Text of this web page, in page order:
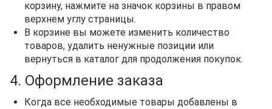
корзину, нажмите на значок корзины в правом
верхнем углу страницы.
В корзине вы можете изменить количество
товаров, удалить ненужные позиции или
вернуться в каталог для продолжения покупок.
4. Оформление заказа
Когда все необходимые товары добавлены в